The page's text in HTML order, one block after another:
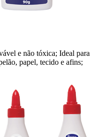
e não tóxica; Ideal para
papel, tecido e afins;